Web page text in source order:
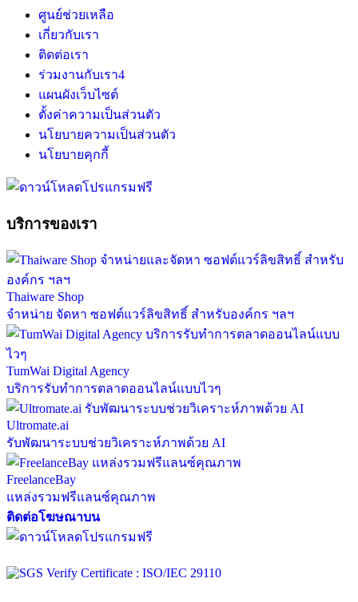
ศูนย์ช่วยเหลือ
เกี่ยวกับเรา
ติดต่อเรา
ร่วมงานกับเรา4
แผนผังเว็บไซต์
ตั้งค่าความเป็นส่วนตัว
นโยบายความเป็นส่วนตัว
นโยบายคุกกี้
บริการของเรา
Thaiware Shop
จำหน่าย จัดหา ซอฟต์แวร์ลิขสิทธิ์ สำหรับองค์กร ฯลฯ
TumWai Digital Agency
บริการรับทำการตลาดออนไลน์แบบไวๆ
Ultromate.ai
รับพัฒนาระบบช่วยวิเคราะห์ภาพด้วย AI
FreelanceBay
แหล่งรวมฟรีแลนซ์คุณภาพ
ติดต่อโฆษณาบน